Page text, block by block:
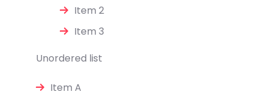
Item 2
Item 3
Unordered list
Item A